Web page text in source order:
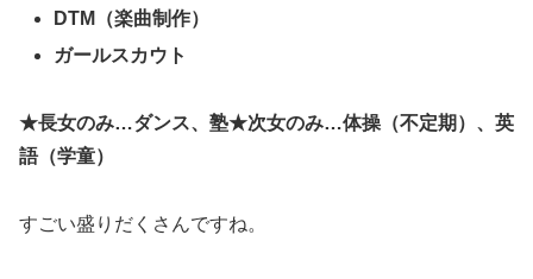
DTM（楽曲制作）
ガールスカウト
★長女のみ…ダンス、塾★次女のみ…体操（不定期）、英
語（学童）
すごい盛りだくさんですね。